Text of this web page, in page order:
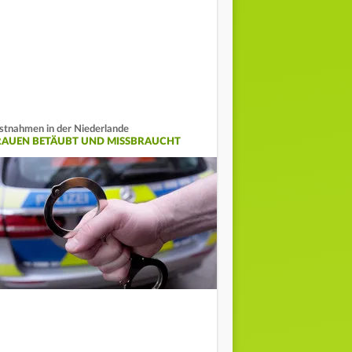
in der Niederlande
BETÄUBT UND MISSBRAUCHT